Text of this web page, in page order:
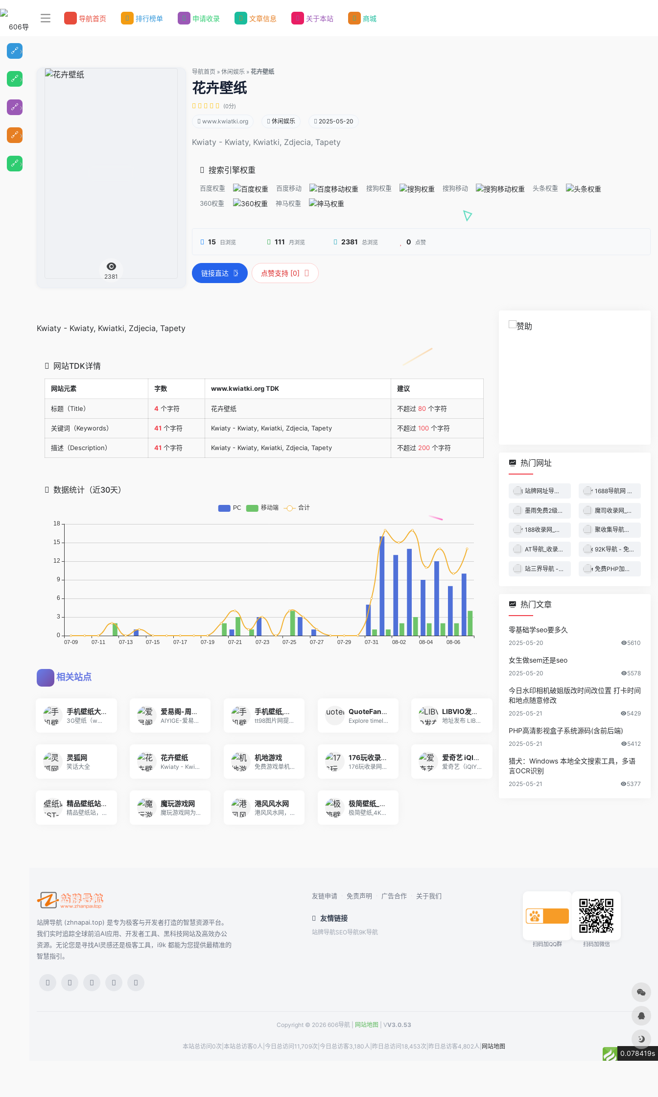
导航首页 排行榜单 申请收录 文章信息 关于本站 商城
2381
导航首页 » 休闲娱乐 » 花卉壁纸
花卉壁纸
(0分)
www.kwiatki.org 休闲娱乐 2025-05-20
Kwiaty - Kwiaty, Kwiatki, Zdjecia, Tapety
搜索引擎权重
百度权重 百度移动 搜狗权重 搜狗移动
头条权重
360权重
神马权重
15 日浏览 111 月浏览 2381 总浏览 0 点赞
链接直达 点赞支持 [0]
Kwiaty - Kwiaty, Kwiatki, Zdjecia, Tapety
网站TDK详情
网站元素 字数 www.kwiatki.org TDK 建议
标题（Title） 4 个字符 花卉壁纸 不超过 80 个字符
关键词（Keywords） 41 个字符 Kwiaty - Kwiaty, Kwiatki, Zdjecia, Tapety 不超过 100 个字符
描述（Description） 41 个字符 Kwiaty - Kwiaty, Kwiatki, Zdjecia, Tapety 不超过 200 个字符
数据统计（近30天）
相关站点
手机壁纸大全-高清好看的图片，明星，性感美女图片大全
3G壁纸（www.3Gbizhi.com)免费提
爱易阁-周易易经算卦算命网
AIYIGE-爱易阁,周易易经算卦算命网-AI与
手机壁纸,桌面主题壁纸,电脑桌面壁纸,高清桌面壁纸_精选图片
tt98图片网提供最新多种风格壁纸获取、电脑桌面
QuoteFancy
Explore timeless, inspir
LIBVIO发布页
地址发布 LIBVIO发布页【务必收藏】 请 C
灵狐网
笑话大全
花卉壁纸
Kwiaty - Kwiaty, Kwiatki
机地游戏
免费游戏单机资源下载，涵盖游戏本体mod修改器等
176玩收录网-游戏攻略大全
176玩收录网，提供最新网络游戏攻略大全，让玩家
爱奇艺 iQIYI - 免费在线观看正版高清电视剧、短剧、电影、综艺、动漫
爱奇艺（iQIYI）是中国领先的在线视频平台，提
精品壁纸站 (CN.BEST-WALLPAPER.NET) | 免费和最好的高品质2K 4K 5K 8K高清桌面壁纸与iPhon 11 Pro XS Max XR X 8 7 6 Plus手机壁纸下载网站
精品壁纸站，提供真正的100%高品质2K 4K
魔玩游戏网
魔玩游戏网为您推荐800+热门好玩的手机游戏、高
港风风水网
港风风水网，提供家居风水,办公风水,公司风水,婚
极简壁纸_海量电脑桌面壁纸美图_4K超高清_最潮壁纸网站
极简壁纸,4K高清电脑桌面壁纸图库,海量4K电脑
热门网址
站牌网址导航收录网 | 精选网站导航，自动秒收录服务 - 最全网址收录！ 1688导航网 - 技术导航 - 名站网址 - 名站导航 - 免费外链 - 免费收录网站
墨雨免费2级域名 - 二级域名分发服务平台 魔司收录网_分类目录网_免费网站目录_网站收录_网址提交_免费收录网站
188收录网_网站收录-友情链接交换-网址收录-自动秒收录 聚收集导航网 - 海量分类资源一站式导航
AT导航_收录网_免费收录网站_自动收录网_秒收录 92K导航 - 免费自动秒收录网址导航
站三界导航 - 网站目录,网址提交,分类目录,网站大全,名站导航之家 免费PHP加密系统 - PHP代码加密平台
热门文章
零基础学seo要多久
2025-05-20 5610
女生做sem还是seo
2025-05-20 5578
今日水印相机破姐版改时间改位置 打卡时间
和地点随意修改
2025-05-21 5429
PHP高清影视盒子系统源码(含前后端)
2025-05-21 5412
猎犬：Windows 本地全文搜索工具，多语
言OCR识别
2025-05-21 5377
站牌导航 (zhnapai.top) 是专为极客与开发者打造的智慧资源平台。
我们实时追踪全球前沿AI应用、开发者工具、黑科技网站及高效办公
资源。无论您是寻找AI灵感还是极客工具，i9k 都能为您提供最精准的
智慧指引。
友链申请 · 免责声明 · 广告合作 · 关于我们
友情链接
站牌导航SEO导航9K导航
扫码加QQ群 扫码加微信
Copyright © 2026 606导航 | 网站地图 | VV3.0.53
本站总访问0次 本站总访客0人 今日总访问11,709次 今日总访客3,180人 昨日总访问18,453次 昨日总访客4,802人 网站地图
0.078419s